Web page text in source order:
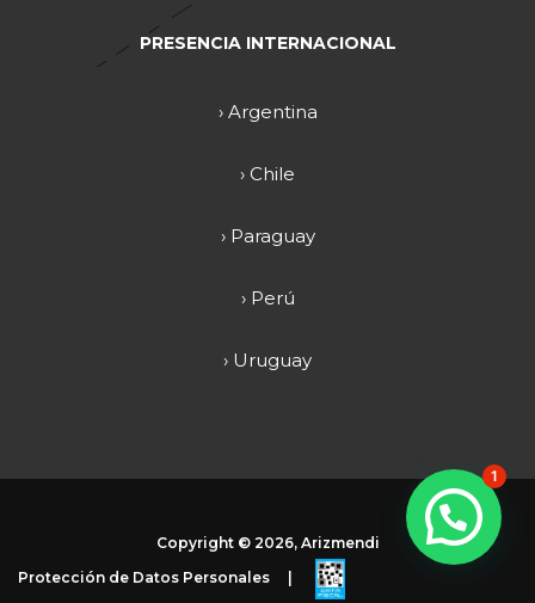
PRESENCIA INTERNACIONAL
› Argentina
› Chile
› Paraguay
› Perú
› Uruguay
Copyright © 2026, Arizmendi
Protección de Datos Personales
1